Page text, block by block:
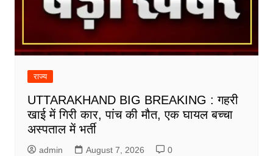
राज्य
UTTARAKHAND BIG BREAKING : गहरी
खाई में गिरी कार, पांच की मौत, एक घायल बच्चा
अस्पताल में भर्ती
admin August 7, 2026 0